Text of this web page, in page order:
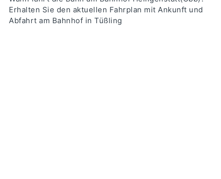
Erhalten Sie den aktuellen Fahrplan mit Ankunft und
Abfahrt am Bahnhof in Tüßling